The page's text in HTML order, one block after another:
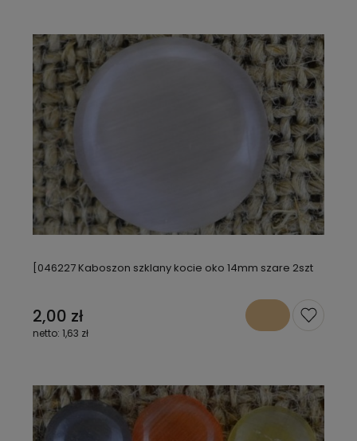
[046227 Kaboszon szklany kocie oko 14mm szare 2szt
2,00 zł
1,63 zł